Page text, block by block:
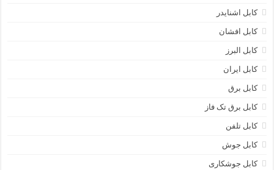
کابل اشنایدر
کابل افشان
کابل البرز
کابل ایران
کابل برق
کابل برق تک فاز
کابل تلفن
کابل جوش
کابل جوشکاری